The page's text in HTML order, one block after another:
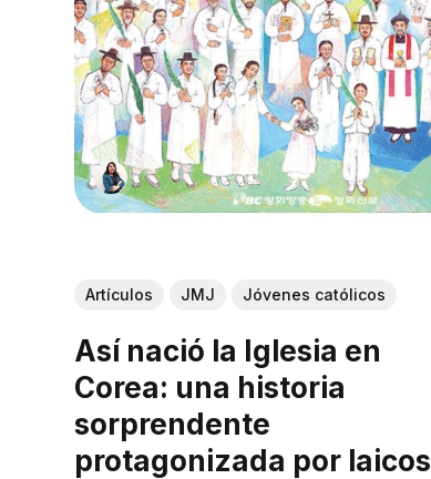
Artículos JMJ Jóvenes católicos
Así nació la Iglesia en
Corea: una historia
sorprendente
protagonizada por laicos